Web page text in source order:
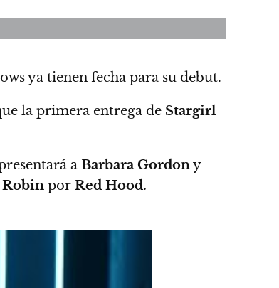
ya tienen fecha para su debut.
la primera entrega de Stargirl
a Barbara Gordony
Robin por Red Hood.